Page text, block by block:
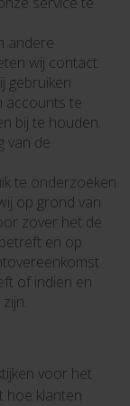
andere
wij contact
gebruiken
accounts te
bij te houden.
van de
te onderzoeken
op grond van
zover het de
en op
of indien en
voor het
hoe klanten